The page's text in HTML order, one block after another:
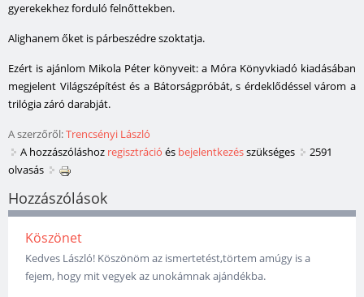
gyerekekhez forduló felnőttekben.
Alighanem őket is párbeszédre szoktatja.
Ezért is ajánlom Mikola Péter könyveit: a Móra Könyvkiadó kiadásában
megjelent Világszépítést és a Bátorságpróbát, s érdeklődéssel várom a
trilógia záró darabját.
A szerzőről:Trencsényi László
A hozzászóláshoz regisztráció és bejelentkezésszükséges
2591
olvasás
Hozzászólások
Köszönet
Kedves László! Köszönöm az ismertetést,törtem amúgy is a
fejem, hogy mit vegyek az unokámnak ajándékba.